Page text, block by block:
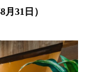
31日）